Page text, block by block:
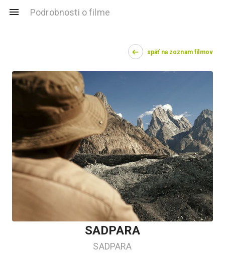
Podrobnosti o filme
späť na zoznam filmov
SADPARA
SADPARA